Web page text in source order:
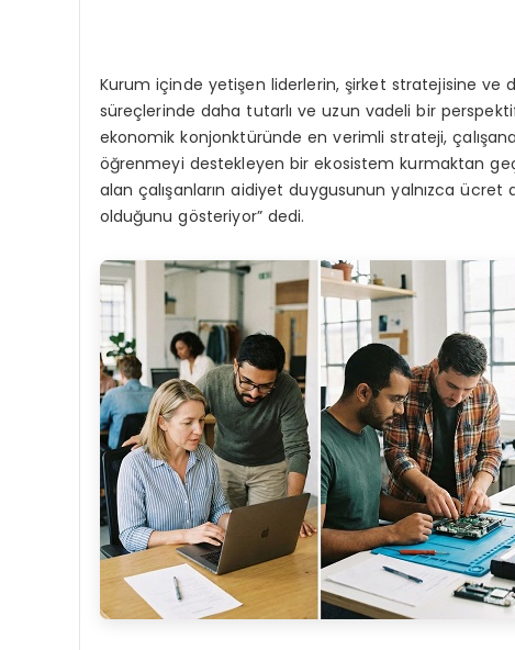
Kurum içinde yetişen liderlerin, şirket stratejisine ve
süreçlerinde daha tutarlı ve uzun vadeli bir
ekonomik konjonktüründe en verimli strateji, çalışana
öğrenmeyi destekleyen bir ekosistem kurmaktan
alan çalışanların aidiyet duygusunun yalnızca ücret
olduğunu gösteriyor” dedi.